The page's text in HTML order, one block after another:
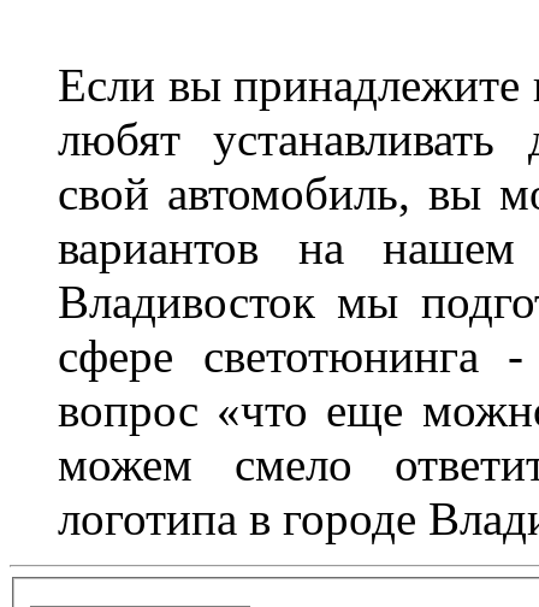
Если вы принадлежите
любят устанавливать
свой автомобиль, вы
вариантов на
Владивосток мы
сфере светотюнинга
вопрос «что еще
можем смело
логотипа в городе